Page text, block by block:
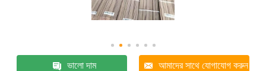
ভালো দাম আমাদের সাথে যোগাযোগ করুন